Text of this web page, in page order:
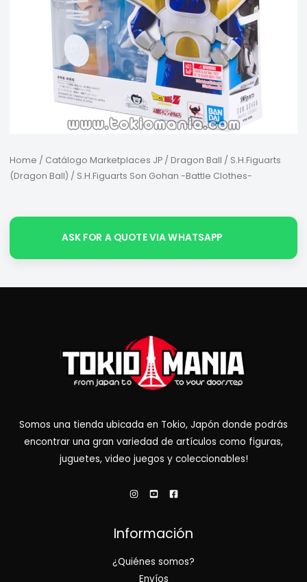
Home / Catálogo Marketplaces JP/ Dragon Ball / S.H.Figuarts
(Dragon Ball) / S.H.Figuarts Son Gohan -Battle Clothes-
ASK FOR A QUOTE VIA WHATSAPP
Somos una tienda ubicada en Tokio, Japón donde podrás
encontrar una gran variedad de artículos como figuras,
juguetes, video juegos y coleccionables!
Información
¿Quiénes somos?
Envíos